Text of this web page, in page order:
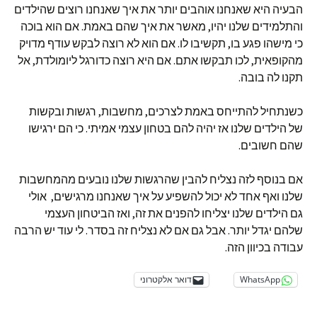
הבעיה היא שאנחנו אוהבים יותר את איך שאנחנו רוצים שהילדים
והתלמידים שלנו יהיו, מאשר את איך שהם באמת. אם הוא בוכה
כי מישהו פגע בו, תקשיבו לו. אם הוא לא רוצה לבקש עודף מדויק
מהקופאית, לכו תבקשו אתם. אם היא רוצה כדורגל ליומולדת, אל
תקנו לה בובה.
כשנתחיל להתייחס באמת לצרכים, מחשבות, רגשות ובקשות
של הילדים שלנו אז יהיה להם בטחון עצמי אמיתי. כי הם ירגישו
שהם חשובים.
אם בנוסף לזה נצליח להבין שהרגשות שלנו נובעים מהמחשבות
שלנו ואף אחד לא יכול להשפיע על איך שאנחנו מרגישים, אולי
גם הילדים שלנו יצליחו להפנים את זה, ואז הביטחון העצמי
שלהם יגדל יותר. אבל גם אם לא נצליח זה בסדר. לי עוד יש הרבה
עבודה בכיוון הזה.
WhatsApp דואר אלקטרוני